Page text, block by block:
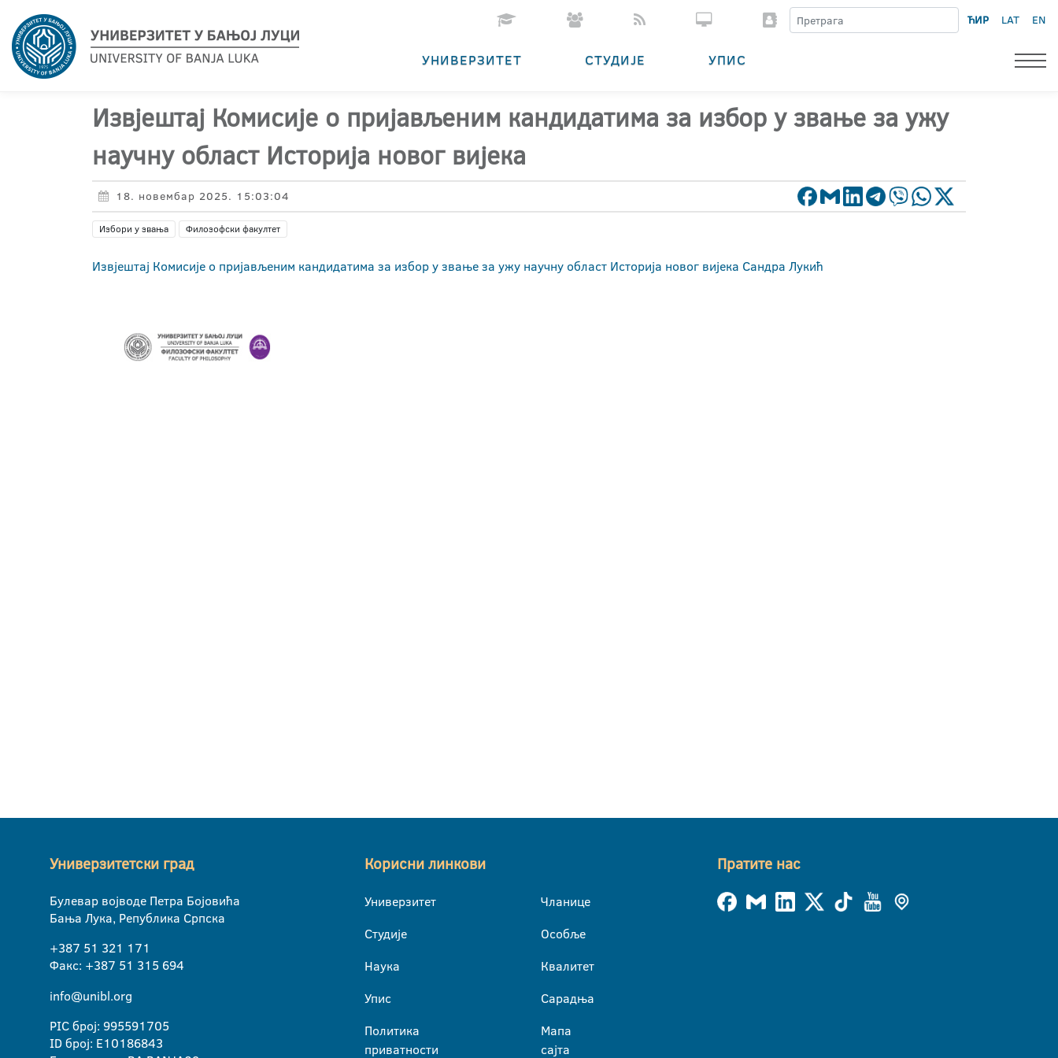
ЋИР LAT EN
УНИВЕРЗИТЕТ СТУДИЈЕ УПИС
Извјештај Комисије о пријављеним кандидатима за избор у звање за ужу
научну област Историја новог вијека
18. новембар 2025. 15:03:04
Избори у звања Филозофски факултет
Извјештај Комисије о пријављеним кандидатима за избор у звање за ужу научну област Историја новог вијека Сандра Лукић
Универзитетски град
Булевар војводе Петра Бојовића
Бања Лука, Република Српска
+387 51 321 171
Факс: +387 51 315 694
info@unibl.org
PIC број: 995591705
ID број: E10186843
Корисни линкови
Универзитет
Студије
Наука
Упис
Политика
приватности
Чланице
Особље
Квалитет
Сарадња
Мапа
сајта
Пратите нас